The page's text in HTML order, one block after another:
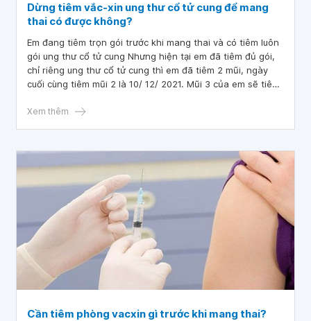
Dừng tiêm vắc-xin ung thư cổ tử cung để mang
thai có được không?
Em đang tiêm trọn gói trước khi mang thai và có tiêm luôn
gói ung thư cổ tử cung Nhưng hiện tại em đã tiêm đủ gói,
chỉ riêng ung thư cổ tử cung thì em đã tiêm 2 mũi, ngày
cuối cùng tiêm mũi 2 là 10/ 12/ 2021. Mũi 3 của em sẽ tiêm
thư cổ tử cung để mang thai có được không?
Xem thêm
Cần tiêm phòng vacxin gì trước khi mang thai?